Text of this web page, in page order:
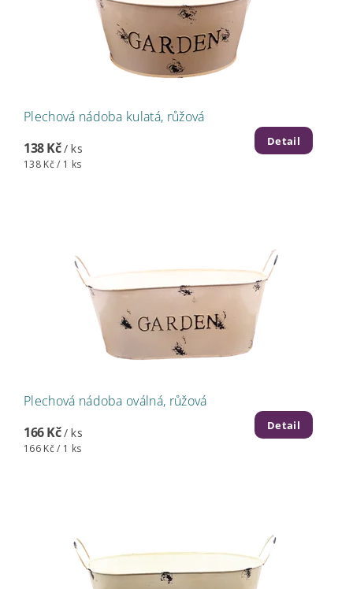
Plechová nádoba kulatá, růžová
138 Kč/ ks
138 Kč / 1 ks
Detail
Plechová nádoba oválná, růžová
166 Kč/ ks
166 Kč / 1 ks
Detail